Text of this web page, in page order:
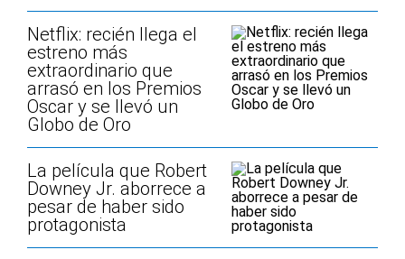
Netflix: recién llega el
estreno más
extraordinario que
arrasó en los Premios
Oscar y se llevó un
Globo de Oro
La película que Robert
Downey Jr. aborrece a
pesar de haber sido
protagonista